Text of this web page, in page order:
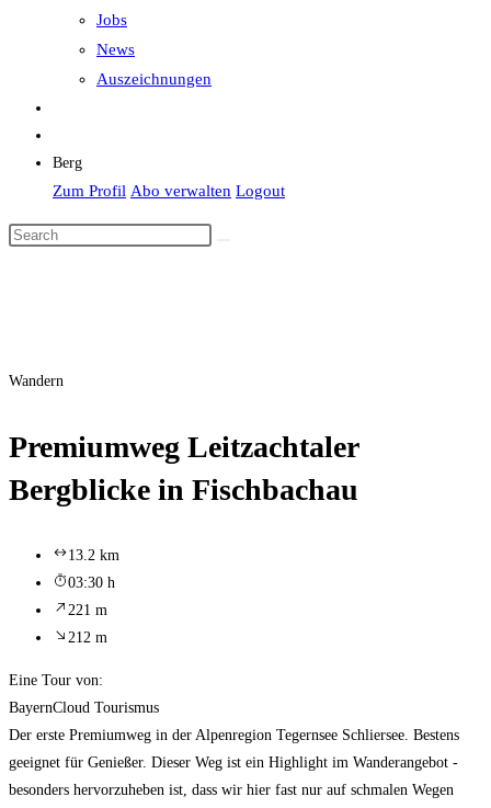
Jobs
News
Auszeichnungen
Berg
Zum Profil Abo verwalten Logout
Wandern
Premiumweg Leitzachtaler
Bergblicke in Fischbachau
13.2 km
03:30 h
221 m
212 m
Eine Tour von:
BayernCloud Tourismus
Der erste Premiumweg in der Alpenregion Tegernsee Schliersee. Bestens
geeignet für Genießer. Dieser Weg ist ein Highlight im Wanderangebot -
besonders hervorzuheben ist, dass wir hier fast nur auf schmalen Wegen